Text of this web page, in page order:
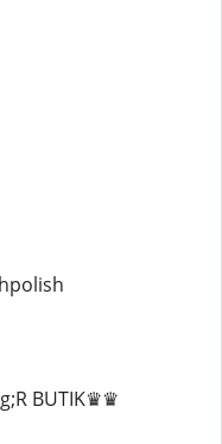
BUTIK♛♛